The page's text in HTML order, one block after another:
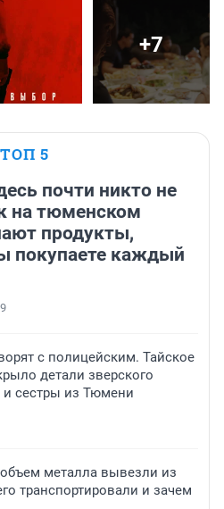
+7
ТОП 5
почти никто не
на тюменском
продукты,
покупаете каждый
с полицейским. Тайское
детали зверского
и сестры из Тюмени
металла вывезли из
транспортировали и зачем